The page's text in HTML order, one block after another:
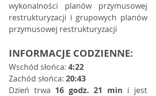
wykonalności planów przymusowej
restrukturyzacji i grupowych planów
przymusowej restrukturyzacji
INFORMACJE CODZIENNE:
Wschód słońca: 4:22
Zachód słońca: 20:43
Dzień trwa 16 godz. 21 min i jest